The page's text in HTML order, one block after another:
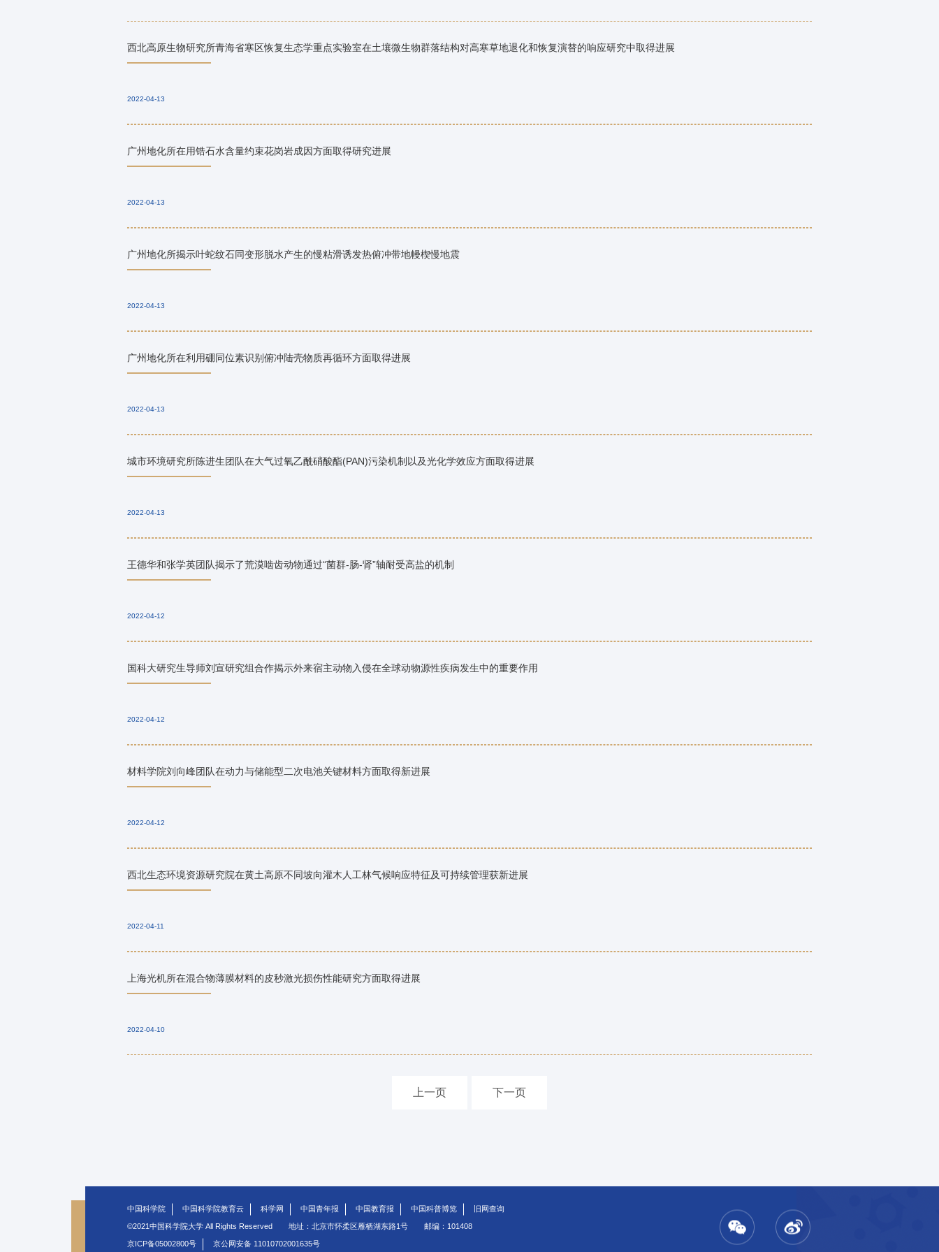
西北高原生物研究所青海省寒区恢复生态学重点实验室在土壤微生物群落结构对高寒草地退化和恢复演替的响应研究中取得进展
2022-04-13
广州地化所在用锆石水含量约束花岗岩成因方面取得研究进展
2022-04-13
广州地化所揭示叶蛇纹石同变形脱水产生的慢粘滑诱发热俯冲带地幔楔慢地震
2022-04-13
广州地化所在利用硼同位素识别俯冲陆壳物质再循环方面取得进展
2022-04-13
城市环境研究所陈进生团队在大气过氧乙酰硝酸酯(PAN)污染机制以及光化学效应方面取得进展
2022-04-13
王德华和张学英团队揭示了荒漠啮齿动物通过“菌群-肠-肾”轴耐受高盐的机制
2022-04-12
国科大研究生导师刘宣研究组合作揭示外来宿主动物入侵在全球动物源性疾病发生中的重要作用
2022-04-12
材料学院刘向峰团队在动力与储能型二次电池关键材料方面取得新进展
2022-04-12
西北生态环境资源研究院在黄土高原不同坡向灌木人工林气候响应特征及可持续管理获新进展
2022-04-11
上海光机所在混合物薄膜材料的皮秒激光损伤性能研究方面取得进展
2022-04-10
上一页 下一页
中国科学院 中国科学院教育云 科学网 中国青年报 中国教育报 中国科普博览 旧网查询
©2021中国科学院大学 All Rights Reserved 地址：北京市怀柔区雁栖湖东路1号 邮编：101408
京ICP备05002800号 京公网安备 11010702001635号